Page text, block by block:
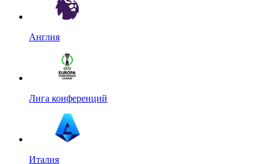
Англия
Лига конференций
Италия